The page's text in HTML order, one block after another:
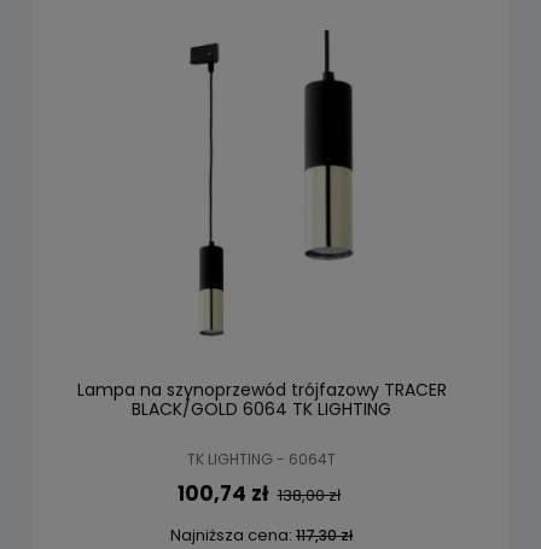
Lampa na szynoprzewód trójfazowy TRACER
BLACK/GOLD 6064 TK LIGHTING
TK LIGHTING - 6064T
100,74 zł 138,00 zł
Najniższa cena: 117,30 zł